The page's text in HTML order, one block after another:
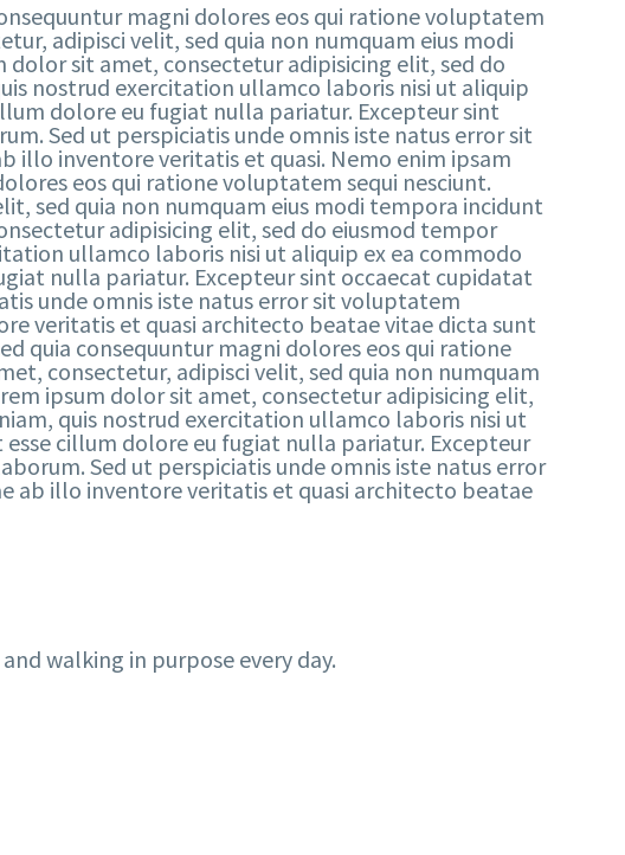
magni dolores eos qui ratione voluptatem
adipisci velit, sed quia non numquam eius modi
sit amet, consectetur adipisicing elit, sed do
nostrud exercitation ullamco laboris nisi ut aliquip
dolore eu fugiat nulla pariatur. Excepteur sint
Sed ut perspiciatis unde omnis iste natus error sit
illo inventore veritatis et quasi. Nemo enim ipsam
eos qui ratione voluptatem sequi nesciunt.
sed quia non numquam eius modi tempora incidunt
adipisicing elit, sed do eiusmod tempor
ullamco laboris nisi ut aliquip ex ea commodo
nulla pariatur. Excepteur sint occaecat cupidatat
unde omnis iste natus error sit voluptatem
veritatis et quasi architecto beatae vitae dicta sunt
quia consequuntur magni dolores eos qui ratione
consectetur, adipisci velit, sed quia non numquam
ipsum dolor sit amet, consectetur adipisicing elit,
quis nostrud exercitation ullamco laboris nisi ut
cillum dolore eu fugiat nulla pariatur. Excepteur
Sed ut perspiciatis unde omnis iste natus error
ab illo inventore veritatis et quasi architecto beatae
walking in purpose every day.